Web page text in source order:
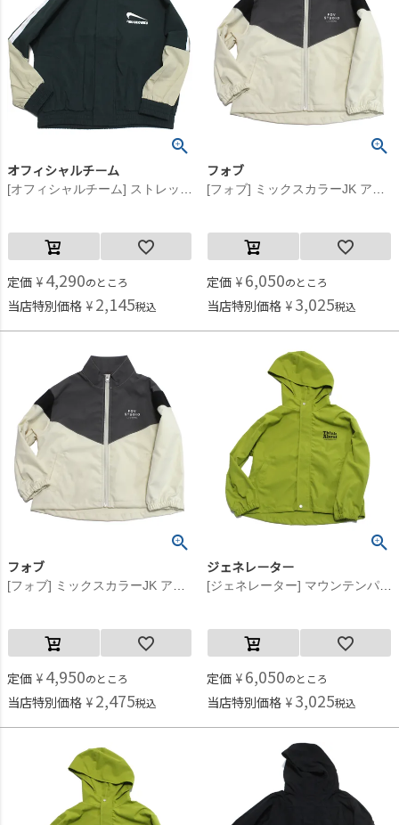
オフィシャルチーム
定価 ¥ 4,290のところ
当店特別価格 ¥ 2,145税込
フォブ
定価 ¥ 6,050のところ
当店特別価格 ¥ 3,025税込
フォブ
定価 ¥ 4,950のところ
当店特別価格 ¥ 2,475税込
ジェネレーター
定価 ¥ 6,050のところ
当店特別価格 ¥ 3,025税込